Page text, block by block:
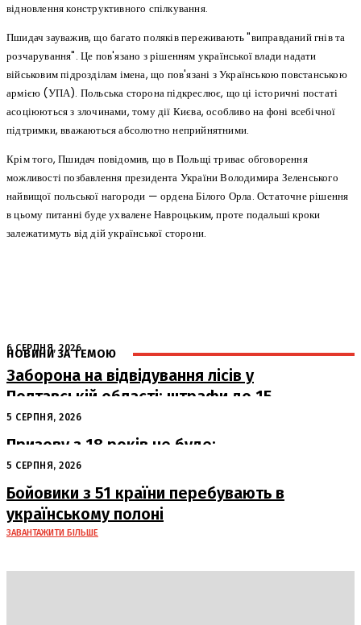
відновлення конструктивного спілкування.
Пшидач зауважив, що багато поляків переживають "виправданий гнів та
розчарування". Це пов'язано з рішенням української влади надати
військовим підрозділам імена, що пов'язані з Українською повстанською
армією (УПА). Польська сторона підкреслює, що ці історичні постаті
асоціюються з злочинами, тому дії Києва, особливо на фоні всебічної
підтримки, вважаються абсолютно неприйнятними.
Крім того, Пшидач повідомив, що в Польщі триває обговорення
можливості позбавлення президента України Володимира Зеленського
найвищої польської нагороди — ордена Білого Орла. Остаточне рішення
в цьому питанні буде ухвалене Навроцьким, проте подальші кроки
залежатимуть від дій української сторони.
НОВИНИ ЗА ТЕМОЮ
6 СЕРПНЯ, 2026
Заборона на відвідування лісів у
Полтавській області: штрафи до 15
тисяч гривень
5 СЕРПНЯ, 2026
Призову з 18 років не буде:
офіційна позиція Офісу Президента
5 СЕРПНЯ, 2026
Бойовики з 51 країни перебувають в
українському полоні
ЗАВАНТАЖИТИ БІЛЬШЕ